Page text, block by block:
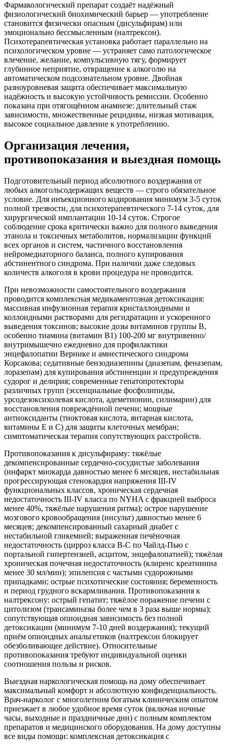
Фармакологический препарат создаёт надёжный
физиологический биохимический барьер — употребление
становится физически опасным (дисульфирам) или
эмоционально бессмысленным (налтрексон).
Психотерапевтическая установка работает параллельно на
психологическом уровне — устраняет само патологическое
влечение, желание, компульсивную тягу, формирует
глубинное неприятие, отвращение к алкоголю на
автоматическом подсознательном уровне. Двойная
разноуровневая защита обеспечивает максимальную
надёжность и высокую устойчивость ремиссии. Особенно
показана при отягощённом анамнезе: длительный стаж
зависимости, множественные рецидивы, низкая мотивация,
высокое социальное давление к употреблению.
Организация лечения,
противопоказания и выездная помощь
Подготовительный период абсолютного воздержания от
любых алкогольсодержащих веществ — строго обязательное
условие. Для инъекционного кодирования минимум 3-5 суток
полной трезвости, для психотерапевтического 7-14 суток, для
хирургической имплантации 10-14 суток. Строгое
соблюдение срока критически важно для полного выведения
этанола и токсичных метаболитов, нормализации функций
всех органов и систем, частичного восстановления
нейромедиаторного баланса, полного купирования
абстинентного синдрома. При наличии даже следовых
количеств алкоголя в крови процедура не проводится.
При невозможности самостоятельного воздержания
проводится комплексная медикаментозная детоксикация:
массивная инфузионная терапия кристаллоидными и
коллоидными растворами для регидратации и ускоренного
выведения токсинов; высокие дозы витаминов группы B,
особенно тиамина (витамин B1) 100-200 мг внутривенно/
внутримышечно ежедневно для профилактики
энцефалопатии Вернике и амнестического синдрома
Корсакова; седативные бензодиазепины (диазепам, феназепам,
лоразепам) для купирования абстиненции и предупреждения
судорог и делирия; современные гепатопротекторы
различных групп (эссенциальные фосфолипиды,
урсодезоксихолевая кислота, адеметионин, силимарин) для
восстановления повреждённой печени; мощные
антиоксиданты (тиоктовая кислота, янтарная кислота,
витамины E и C) для защиты клеточных мембран;
симптоматическая терапия сопутствующих расстройств.
Противопоказания к дисульфираму: тяжёлые
декомпенсированные сердечно-сосудистые заболевания
(инфаркт миокарда давностью менее 6 месяцев, нестабильная
прогрессирующая стенокардия напряжения III-IV
функциональных классов, хроническая сердечная
недостаточность III-IV класса по NYHA с фракцией выброса
менее 40%, тяжёлые нарушения ритма); острое нарушение
мозгового кровообращения (инсульт) давностью менее 6
месяцев; декомпенсированный сахарный диабет с
нестабильной гликемией; выраженная печёночная
недостаточность (цирроз класса B-C по Чайлд-Пью с
портальной гипертензией, асцитом, энцефалопатией); тяжёлая
хроническая почечная недостаточность (клиренс креатинина
менее 30 мл/мин); эпилепсия с частыми судорожными
припадками; острые психотические состояния; беременность
и период грудного вскармливания. Противопоказания к
налтрексону: острый гепатит; тяжёлое поражение печени с
цитолизом (трансаминазы более чем в 3 раза выше нормы);
сопутствующая опиоидная зависимость без полной
детоксикации (минимум 7-10 дней воздержания); текущий
приём опиоидных анальгетиков (налтрексон блокирует
обезболивающее действие). Относительные
противопоказания требуют индивидуальной оценки
соотношения пользы и рисков.
Выездная наркологическая помощь на дому обеспечивает
максимальный комфорт и абсолютную конфиденциальность.
Врач-нарколог с многолетним богатым клиническим опытом
приезжает в любое удобное время суток (включая ночные
часы, выходные и праздничные дни) с полным комплектом
препаратов и медицинского оборудования. На дому доступны
все виды помощи: комплексная детоксикация с